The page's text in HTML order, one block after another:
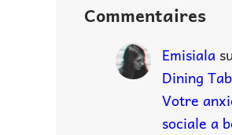
c
Commentaires
Emisiala
Dining
Votre
sociale a